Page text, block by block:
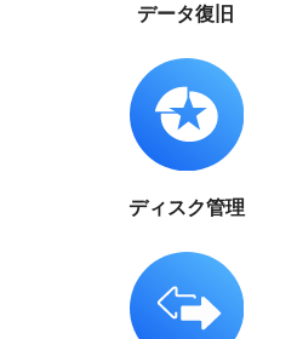
データ復旧
ディスク管理